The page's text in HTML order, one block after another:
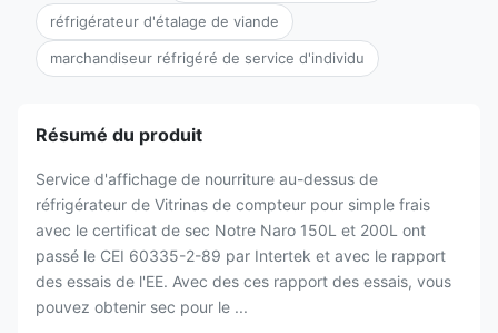
réfrigérateur d'étalage de viande
marchandiseur réfrigéré de service d'individu
Résumé du produit
Service d'affichage de nourriture au-dessus de
réfrigérateur de Vitrinas de compteur pour simple frais
avec le certificat de sec Notre Naro 150L et 200L ont
passé le CEI 60335-2-89 par Intertek et avec le rapport
des essais de l'EE. Avec des ces rapport des essais, vous
pouvez obtenir sec pour le ...